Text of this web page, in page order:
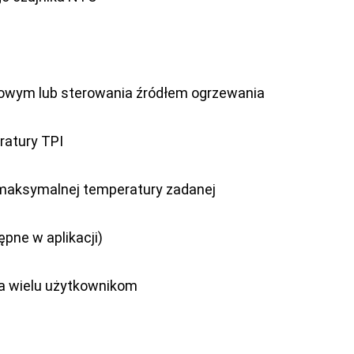
lub sterowania źródłem ogrzewania
TPI
temperatury zadanej
w aplikacji)
wielu użytkownikom